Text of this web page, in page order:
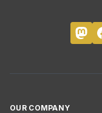
OUR COMPANY